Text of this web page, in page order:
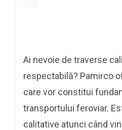
Ai nevoie de traverse
respectabilă? Pamirco
care vor constitui
transportului feroviar.
calitative atunci când